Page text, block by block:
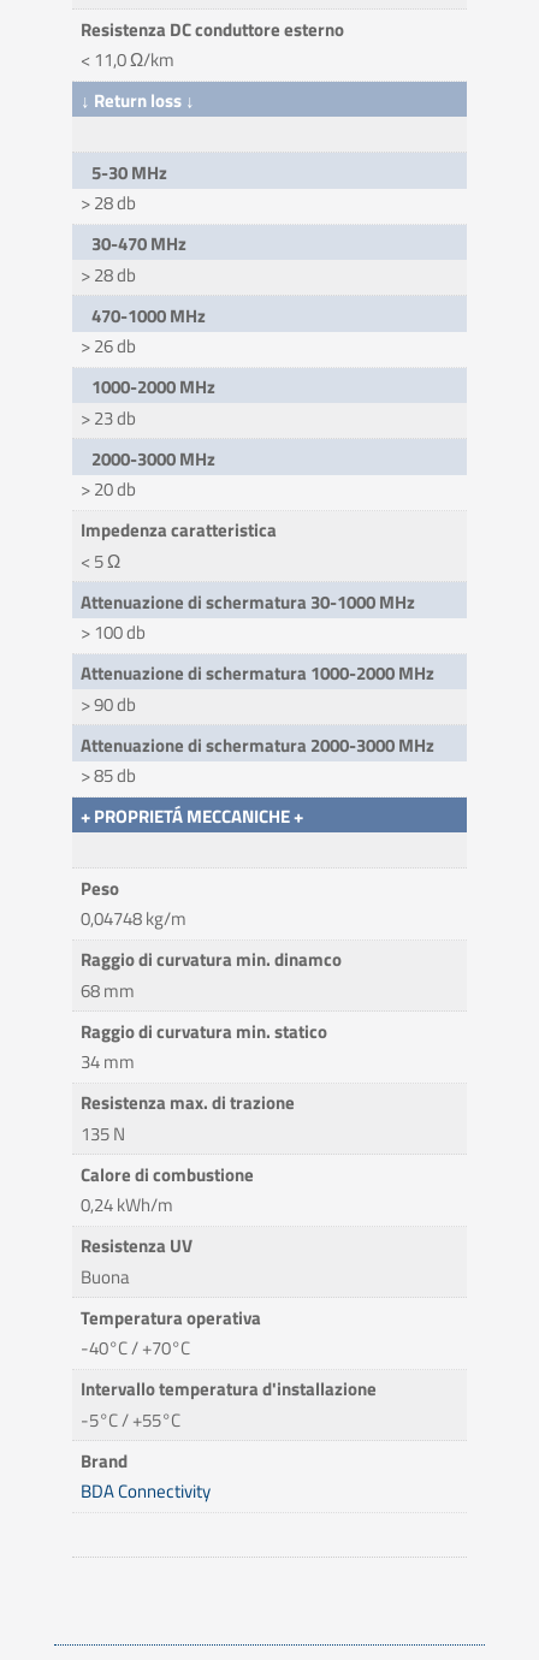
Resistenza DC conduttore esterno
< 11,0 Ω/km
↓ Return loss ↓
5-30 MHz
> 28 db
30-470 MHz
> 28 db
470-1000 MHz
> 26 db
1000-2000 MHz
> 23 db
2000-3000 MHz
> 20 db
Impedenza caratteristica
< 5 Ω
Attenuazione di schermatura 30-1000 MHz
> 100 db
Attenuazione di schermatura 1000-2000 MHz
> 90 db
Attenuazione di schermatura 2000-3000 MHz
> 85 db
+ PROPRIETÁ MECCANICHE +
Peso
0,04748 kg/m
Raggio di curvatura min. dinamco
68 mm
Raggio di curvatura min. statico
34 mm
Resistenza max. di trazione
135 N
Calore di combustione
0,24 kWh/m
Resistenza UV
Buona
Temperatura operativa
-40°C / +70°C
Intervallo temperatura d'installazione
-5°C / +55°C
Brand
BDA Connectivity